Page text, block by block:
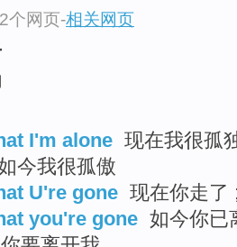
个网页-相关网页
I'm alone 现在我很孤
今我很孤傲
U're gone 现在你走了
you're gone 如今你已